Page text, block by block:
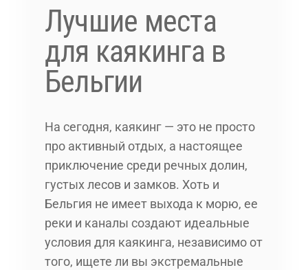
Лучшие места
для каякинга в
Бельгии
На сегодня, каякинг — это не просто
про активный отдых, а настоящее
приключение среди речных долин,
густых лесов и замков. Хоть и
Бельгия не имеет выхода к морю, ее
реки и каналы создают идеальные
условия для каякинга, независимо от
того, ищете ли вы экстремальные